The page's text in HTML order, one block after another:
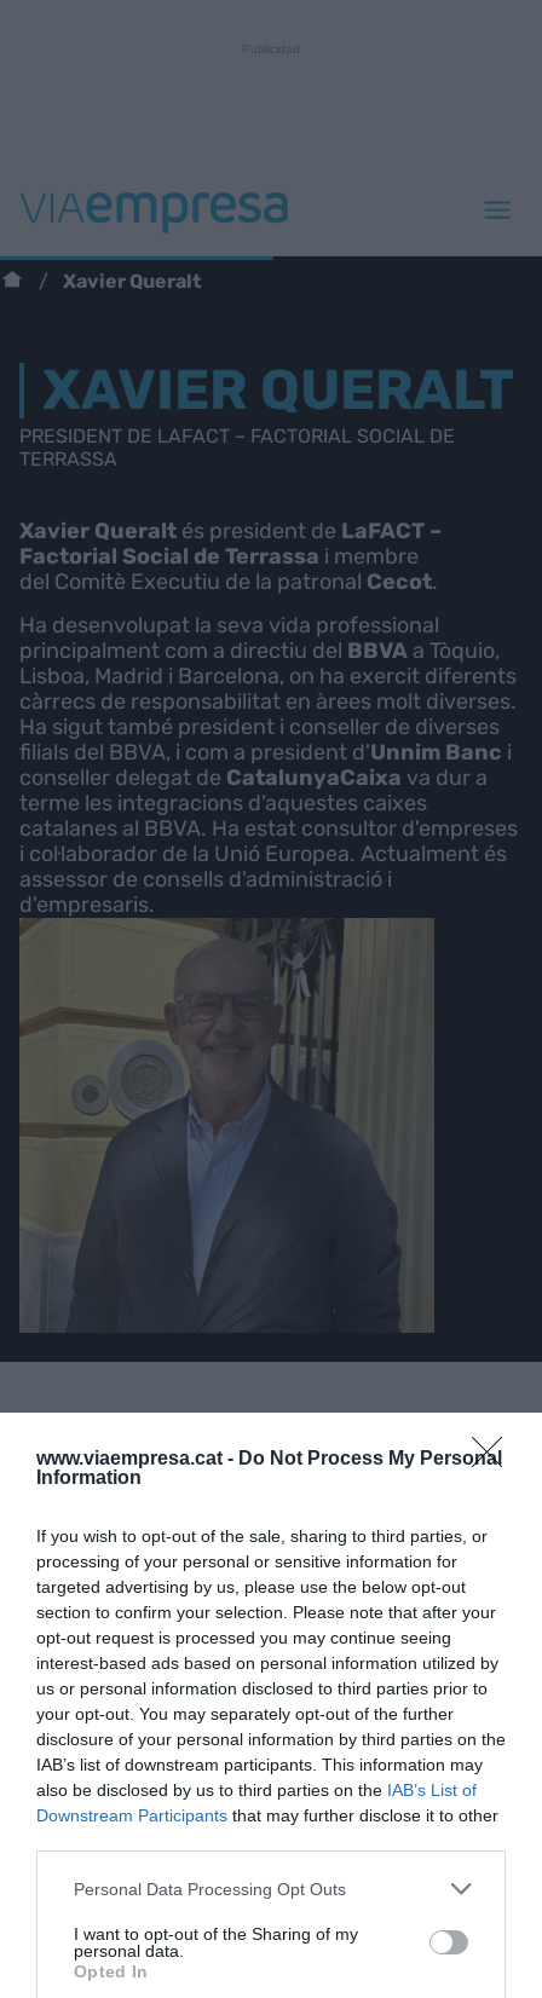
www.viaempresa.cat - Do Not Process My Personal
Information
If you wish to opt-out of the sale, sharing to third parties, or
processing of your personal or sensitive information for
targeted advertising by us, please use the below opt-out
section to confirm your selection. Please note that after your
opt-out request is processed you may continue seeing
interest-based ads based on personal information utilized by
us or personal information disclosed to third parties prior to
your opt-out. You may separately opt-out of the further
disclosure of your personal information by third parties on the
IAB’s list of downstream participants. This information may
also be disclosed by us to third parties on the IAB’s List of
Downstream Participants that may further disclose it to other
Personal Data Processing Opt Outs
I want to opt-out of the Sharing of my
personal data.
Opted In
Xavier Queralt
XAVIER QUERALT
PRESIDENT DE LAFACT – FACTORIAL SOCIAL DE
TERRASSA
Xavier Queralt és president de LaFACT –
Factorial Social de Terrassa i membre
del Comitè Executiu de la patronal Cecot.
Ha desenvolupat la seva vida professional
principalment com a directiu del BBVA a Tòquio,
Lisboa, Madrid i Barcelona, on ha exercit diferents
càrrecs de responsabilitat en àrees molt diverses.
Ha sigut també president i conseller de diverses
filials del BBVA, i com a president d'Unnim Banc i
conseller delegat de CatalunyaCaixa va dur a
terme les integracions d'aquestes caixes
catalanes al BBVA. Ha estat consultor d'empreses
i col·laborador de la Unió Europea. Actualment és
assessor de consells d'administració i
d'empresaris.
L'EXPERT
d’empresa social?
28 de setembre de 2025
XAVIER QUERALT
L'OPINIÓ
L'empresa social, font de
recursos i diversitat
6 de març de 2023
XAVIER QUERALT